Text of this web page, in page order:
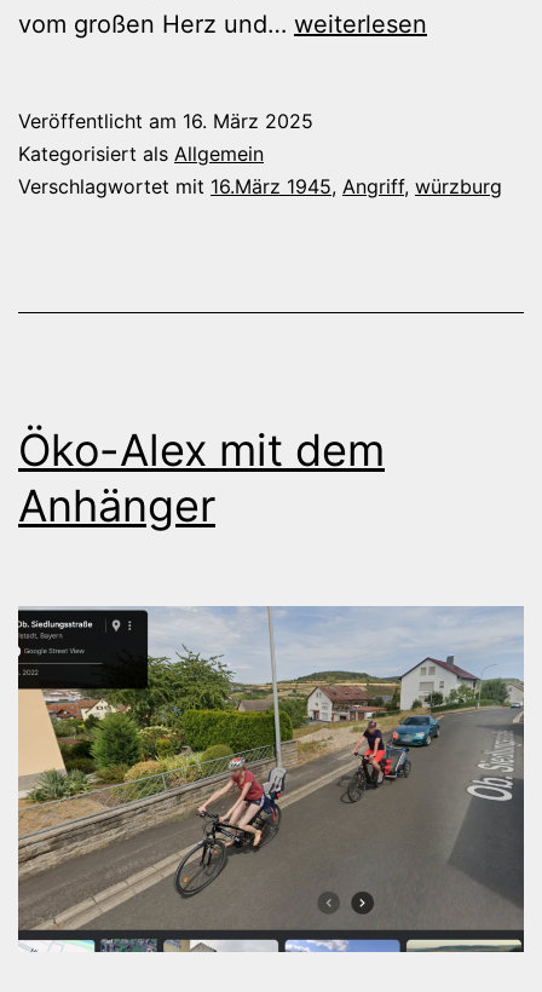
vom großen Herz und… 80
weiterlesen
Veröffentlicht am 16. März 2025
Kategorisiert als Allgemein
Verschlagwortet mit 16.März 1945, Angriff, würzburg
Öko-Alex mit dem
Anhänger